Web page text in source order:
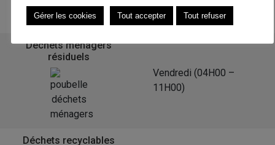
Retour à la liste des communes
Déchets ménagers
résiduels
Vendredi (04H00 –
11H00)
Déchets recyclables
Gérer les cookies Tout accepter Tout refuser